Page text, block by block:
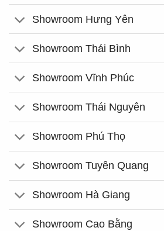
Showroom Hưng Yên
Showroom Thái Bình
Showroom Vĩnh Phúc
Showroom Thái Nguyên
Showroom Phú Thọ
Showroom Tuyên Quang
Showroom Hà Giang
Showroom Cao Bằng